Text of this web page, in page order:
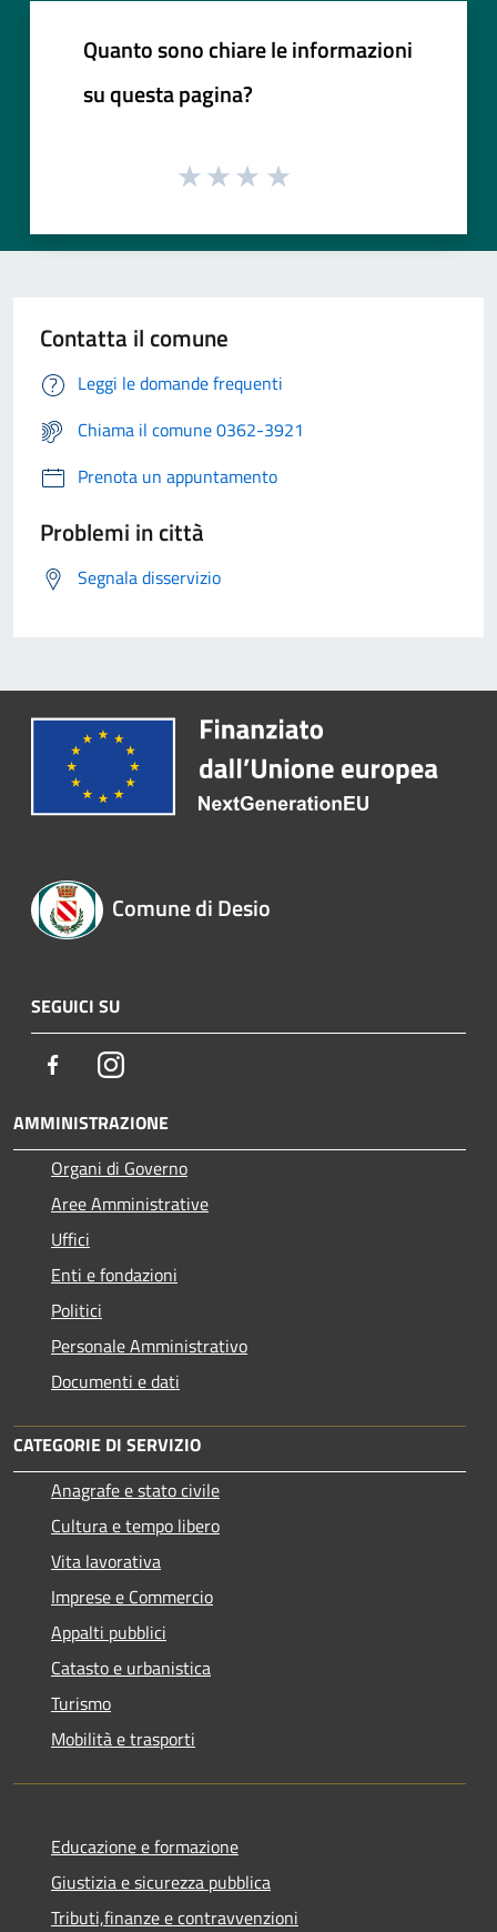
Quanto sono chiare le informazioni
su questa pagina?
Contatta il comune
Leggi le domande frequenti
Chiama il comune 0362-3921
Prenota un appuntamento
Problemi in città
Segnala disservizio
Comune di Desio
SEGUICI SU
FacebookInstagram
AMMINISTRAZIONE
Organi di Governo
Aree Amministrative
Uffici
Enti e fondazioni
Politici
Personale Amministrativo
Documenti e dati
CATEGORIE DI SERVIZIO
Anagrafe e stato civile
Cultura e tempo libero
Vita lavorativa
Imprese e Commercio
Appalti pubblici
Catasto e urbanistica
Turismo
Mobilità e trasporti
Educazione e formazione
Giustizia e sicurezza pubblica
Tributi,finanze e contravvenzioni